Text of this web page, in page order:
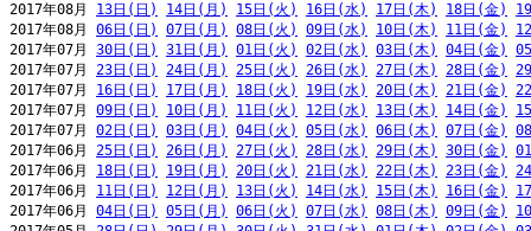
2017年08月 13日(日) 14日(月) 15日(火) 16日(水) 17日(木) 18日(金)
2017年08月 06日(日) 07日(月) 08日(火) 09日(水) 10日(木) 11日(金)
2017年07月 30日(日) 31日(月) 01日(火) 02日(水) 03日(木) 04日(金)
2017年07月 23日(日) 24日(月) 25日(火) 26日(水) 27日(木) 28日(金)
2017年07月 16日(日) 17日(月) 18日(火) 19日(水) 20日(木) 21日(金)
2017年07月 09日(日) 10日(月) 11日(火) 12日(水) 13日(木) 14日(金)
2017年07月 02日(日) 03日(月) 04日(火) 05日(水) 06日(木) 07日(金)
2017年06月 25日(日) 26日(月) 27日(火) 28日(水) 29日(木) 30日(金)
2017年06月 18日(日) 19日(月) 20日(火) 21日(水) 22日(木) 23日(金)
2017年06月 11日(日) 12日(月) 13日(火) 14日(水) 15日(木) 16日(金)
2017年06月 04日(日) 05日(月) 06日(火) 07日(水) 08日(木) 09日(金)